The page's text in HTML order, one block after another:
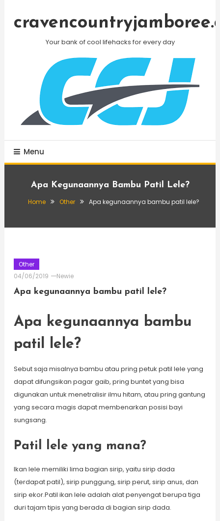
Your bank of cool lifehacks for every day
Menu
Apa Kegunaannya Bambu Patil Lele?
Home Other Apa kegunaannya bambu patil lele?
Other
04/06/2019
Newie
Apa kegunaannya bambu patil lele?
Apa kegunaannya bambu
patil lele?
Sebut saja misalnya bambu atau pring petuk patil lele yang
dapat difungsikan pagar gaib, pring buntet yang bisa
digunakan untuk menetralisir ilmu hitam, atau pring gantung
yang secara magis dapat membenarkan posisi bayi
sungsang.
Patil lele yang mana?
Ikan lele memiliki lima bagian sirip, yaitu sirip dada
(terdapat patil), sirip punggung, sirip perut, sirip anus, dan
sirip ekor.Patil ikan lele adalah alat penyengat berupa tiga
duri tajam tipis yang berada di bagian sirip dada.